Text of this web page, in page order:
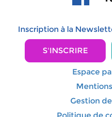
Inscription à la
S'INSCRIRE
Espace
Gestion